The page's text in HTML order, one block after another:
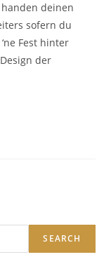
deinen
sofern du
Fest hinter
der
SEARCH